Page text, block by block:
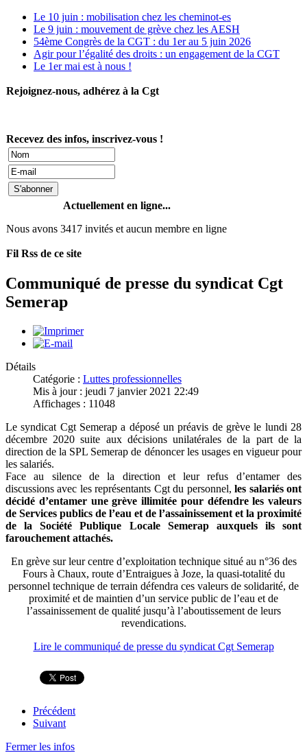
Le 10 juin : mobilisation chez les cheminot-es
Le 9 juin : mouvement de grève chez les AESH
54ème Congrès de la CGT : du 1er au 5 juin 2026
Agir pour l’égalité des droits : un engagement de la CGT
Le 1er mai est à nous !
Rejoignez-nous, adhérez à la Cgt
Recevez des infos, inscrivez-vous !
Actuellement en ligne...
Nous avons 3417 invités et aucun membre en ligne
Fil Rss de ce site
Communiqué de presse du syndicat Cgt
Semerap
Détails
Catégorie : Luttes professionnelles
Mis à jour : jeudi 7 janvier 2021 22:49
Affichages : 11048
Le syndicat Cgt Semerap a déposé un préavis de grève le lundi 28
décembre 2020 suite aux décisions unilatérales de la part de la
direction de la SPL Semerap de dénoncer les usages en vigueur pour
les salariés.
Face au silence de la direction et leur refus d’entamer des
discussions avec les représentants Cgt du personnel,les salariés ont
décidé d’entamer une grève illimitée pour défendre les valeurs
de Services publics de l’eau et de l’assainissement et la proximité
de la Société Publique Locale Semerap auxquels ils sont
farouchement attachés.
En grève sur leur centre d’exploitation technique situé au n°36 des
Fours à Chaux, route d’Entraigues à Joze, la quasi-totalité du
personnel technique de terrain défendra ces valeurs de solidarité, de
proximité et de maintien d’un service public de l’eau et de
l’assainissement de qualité jusqu’à l’aboutissement de leurs
revendications.
Lire le communiqué de presse du syndicat Cgt Semerap
Précédent
Suivant
Fermer les infos